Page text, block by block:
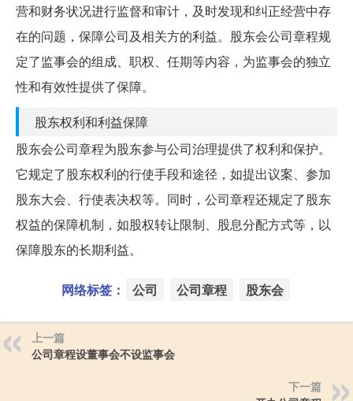
营和财务状况进行监督和审计，及时发现和纠正经营中存
在的问题，保障公司及相关方的利益。股东会公司章程规
定了监事会的组成、职权、任期等内容，为监事会的独立
性和有效性提供了保障。
股东权利和利益保障
股东会公司章程为股东参与公司治理提供了权利和保护。
它规定了股东权利的行使手段和途径，如提出议案、参加
股东大会、行使表决权等。同时，公司章程还规定了股东
权益的保障机制，如股权转让限制、股息分配方式等，以
保障股东的长期利益。
网络标签： 公司 公司章程 股东会
上一篇
公司章程设董事会不设监事会
下一篇